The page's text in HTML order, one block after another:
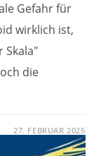
Gefahr für
wirklich ist,
Skala"
die
27. FEBRUAR 2025